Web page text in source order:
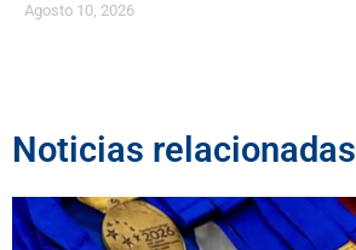
Agosto 10, 2026
Noticias relacionadas